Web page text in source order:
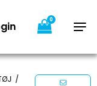
0
/